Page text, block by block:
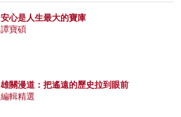
安心是人生最大的寶庫
譚寶碩
雄關漫道：把遙遠的歷史拉到眼前
編輯精選